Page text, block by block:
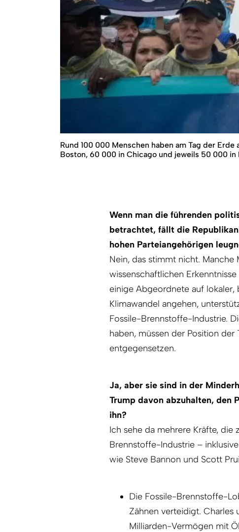
Rund 100 000 Menschen haben am Tag der
Boston, 60 000 in Chicago und jeweils 50 000 in
Wenn man die führenden
betrachtet, fällt die
hohen Parteiangehörigen
Nein, das stimmt nicht. Manche
wissenschaftlichen
einige Abgeordnete auf lokaler,
Klimawandel angehen,
Fossile-Brennstoffe-Industrie.
haben, müssen der Position
entgegensetzen.
Ja, aber sie sind in der
Trump davon abzuhalten, den
ihn?
Ich sehe da mehrere Kräfte,
Brennstoffe-Industrie –
wie Steve Bannon und Scott
Die Fossile-Brennstoffe-
Zähnen verteidigt. Charles
Milliarden-Vermögen mit